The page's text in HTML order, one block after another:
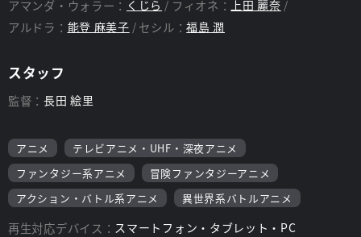
アマンダ・ウォラー： くじら フィオネ： 上田 麗奈
アルドラ： 能登 麻美子 セシル：福島 潤
スタッフ
監督：長田 絵里
アニメ
テレビアニメ・UHF・深夜アニメ
ファンタジー系アニメ
冒険ファンタジーアニメ
アクション・バトル系アニメ
異世界系バトルアニメ
再生対応デバイス： スマートフォン・タブレット・PC